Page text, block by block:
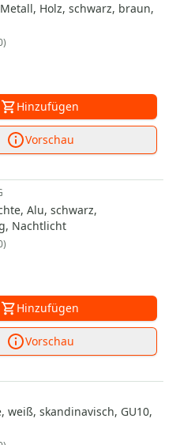
Holz, schwarz, braun,
Hinzufügen
Vorschau
Alu, schwarz,
Nachtlicht
Hinzufügen
Vorschau
weiß, skandinavisch, GU10,